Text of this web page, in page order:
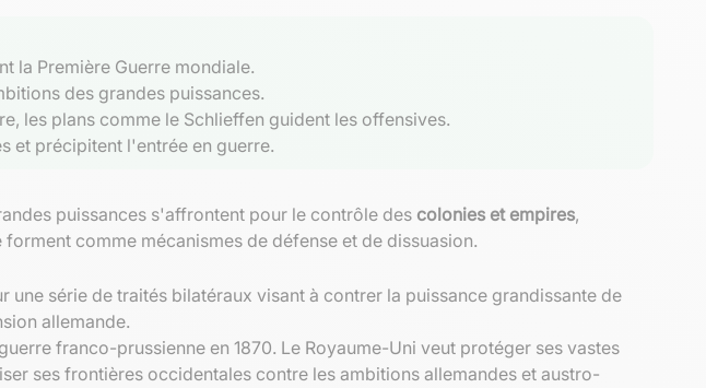
la Première Guerre mondiale.
des grandes puissances.
les plans comme le Schlieffen guident les offensives.
et précipitent l'entrée en guerre.
puissances s'affrontent pour le contrôle des colonies et empires,
forment comme mécanismes de défense et de dissuasion.
une série de traités bilatéraux visant à contrer la puissance grandissante de
allemande.
franco-prussienne en 1870. Le Royaume-Uni veut protéger ses vastes
ses frontières occidentales contre les ambitions allemandes et austro-